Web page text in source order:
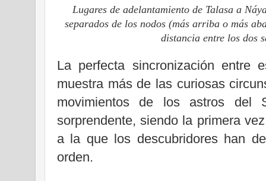
Lugares de adelantamiento de Talasa a
separados de los nodos (más arriba o más
distancia entre los dos
La perfecta sincronización entre
muestra más de las curiosas
movimientos de los astros del
sorprendente, siendo la primera
a la que los descubridores han
orden.